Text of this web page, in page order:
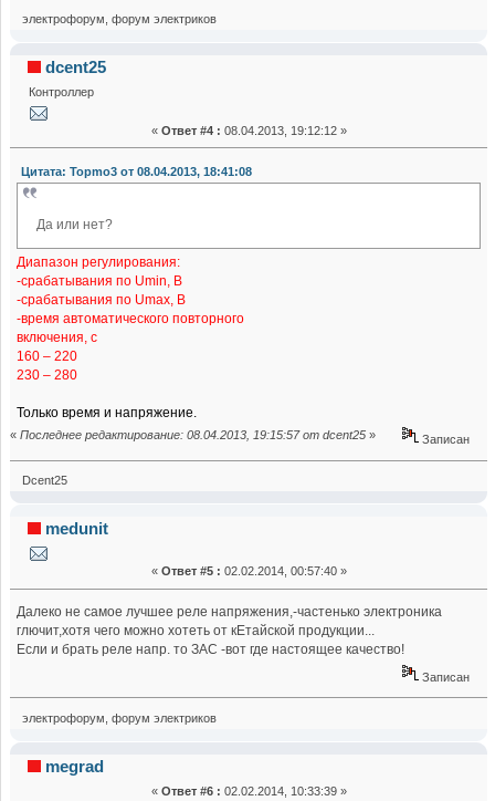
электрофорум, форум электриков
dcent25
Контроллер
« Ответ #4 : 08.04.2013, 19:12:12 »
Цитата: Topmo3 от 08.04.2013, 18:41:08
Да или нет?
Диапазон регулирования:
-срабатывания по Umin, В
-срабатывания по Umах, В
-время автоматического повторного
включения, с
160 – 220
230 – 280
Только время и напряжение.
« Последнее редактирование: 08.04.2013, 19:15:57 от dcent25 » Записан
Dcent25
medunit
« Ответ #5 : 02.02.2014, 00:57:40 »
Далеко не самое лучшее реле напряжения,-частенько электроника
глючит,хотя чего можно хотеть от кЕтайской продукции...
Если и брать реле напр. то ЗАС -вот где настоящее качество!
Записан
электрофорум, форум электриков
megrad
« Ответ #6 : 02.02.2014, 10:33:39 »